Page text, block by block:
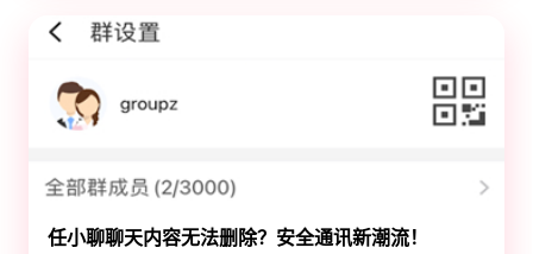
任小聊聊天内容无法删除？安全通讯新潮流！